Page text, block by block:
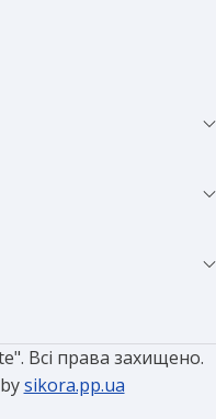
Всі права захищено.
sikora.pp.ua